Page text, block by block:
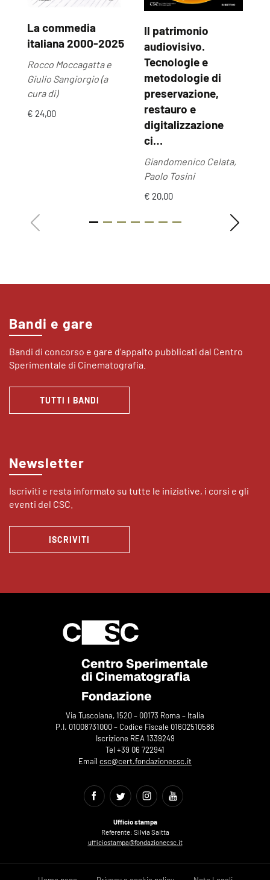
La commedia
italiana 2000-2025
Rocco Moccagatta e
Giulio Sangiorgio (a
cura di)
€ 24,00
Il patrimonio
audiovisivo.
Tecnologie e
metodologie di
preservazione,
restauro e
digitalizzazione
ci…
Giandomenico Celata,
Paolo Tosini
€ 20,00
Bandi e gare
Bandi di concorso e gare d’appalto pubblicati dal Centro
Sperimentale di Cinematografia.
TUTTI I BANDI
Newsletter
Iscriviti e resta informato su tutte le iniziative, i corsi e gli
eventi del CSC.
ISCRIVITI
Via Tuscolana, 1520 – 00173 Roma – Italia
P.I. 01008731000 – Codice Fiscale 01602510586
Iscrizione REA 1339249
Tel +39 06 722941
Email csc@cert.fondazionecsc.it
Ufficio stampa
Referente: Silvia Saitta
ufficiostampa@fondazionecsc.it